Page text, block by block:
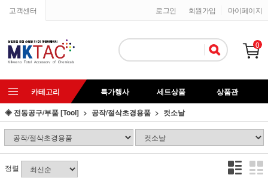
고객센터 마이페이지
회원가입
로그인
0
카테고리 특가행사 세트상품
상품관
◈ 전동공구/부품 [Tool]
공작/절삭초경용품 컷소날
정렬